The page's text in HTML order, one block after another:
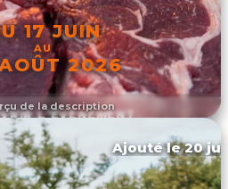
de la description
17 JUIN
AU
2026
L'ÉVÉNEMENT
Ajouté le 20